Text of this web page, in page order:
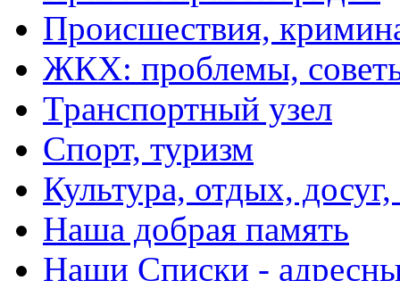
Происшествия,
ЖКХ: проблемы,
Транспортный узел
Спорт, туризм
Культура, отдых,
Наша добрая память
Наши Списки -